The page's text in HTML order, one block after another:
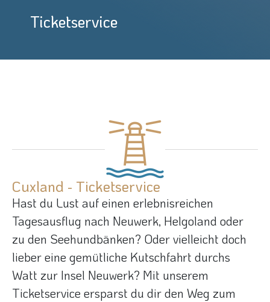
Ticketservice
Cuxland - Ticketservice
Hast du Lust auf einen erlebnisreichen
Tagesausflug nach Neuwerk, Helgoland oder
zu den Seehundbänken? Oder vielleicht doch
lieber eine gemütliche Kutschfahrt durchs
Watt zur Insel Neuwerk? Mit unserem
Ticketservice ersparst du dir den Weg zum